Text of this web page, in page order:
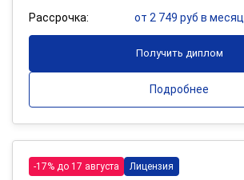
Рассрочка:
от 2 749 руб в месяц
Получить диплом
Подробнее
-17% до 17 августа Лицензия